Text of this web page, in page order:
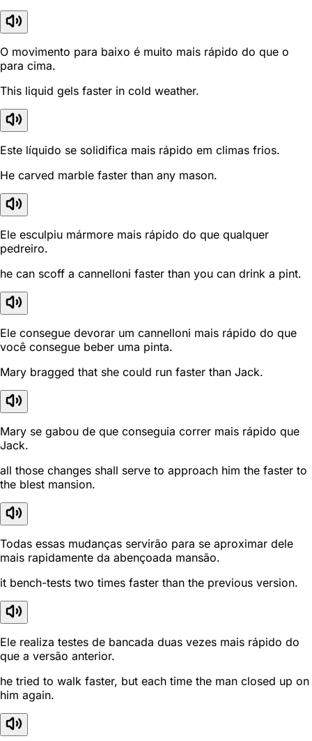
O movimento para baixo é muito mais rápido do que o
para cima.
This liquid gels faster in cold weather.
Este líquido se solidifica mais rápido em climas frios.
He carved marble faster than any mason.
Ele esculpiu mármore mais rápido do que qualquer
pedreiro.
he can scoff a cannelloni faster than you can drink a pint.
Ele consegue devorar um cannelloni mais rápido do que
você consegue beber uma pinta.
Mary bragged that she could run faster than Jack.
Mary se gabou de que conseguia correr mais rápido que
Jack.
all those changes shall serve to approach him the faster to
the blest mansion.
Todas essas mudanças servirão para se aproximar dele
mais rapidamente da abençoada mansão.
it bench-tests two times faster than the previous version.
Ele realiza testes de bancada duas vezes mais rápido do
que a versão anterior.
he tried to walk faster, but each time the man closed up on
him again.